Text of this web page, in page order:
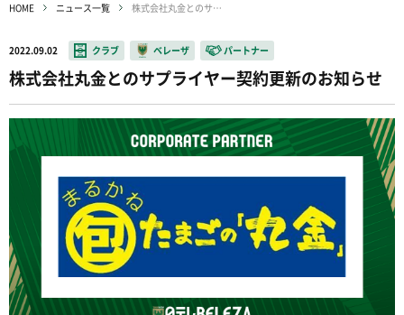
HOME ニュース一覧 株式会社丸金とのサプライヤー契約更新のお知らせ
2022.09.02 クラブ ベレーザ パートナー
株式会社丸金とのサプライヤー契約更新のお知らせ